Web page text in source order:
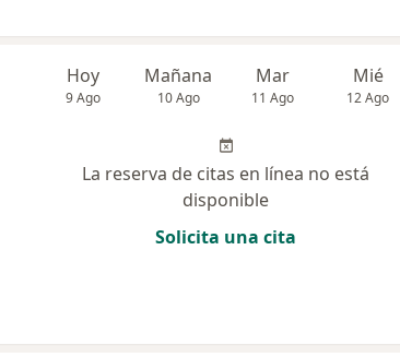
Hoy
9 Ago
Mañana
10 Ago
Mar
11 Ago
Mié
12 Ago
La reserva de citas en línea no está
disponible
Solicita una cita